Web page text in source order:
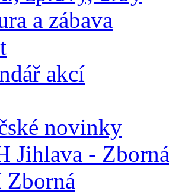
a zábava
akcí
novinky
Jihlava - Zborná
Zborná